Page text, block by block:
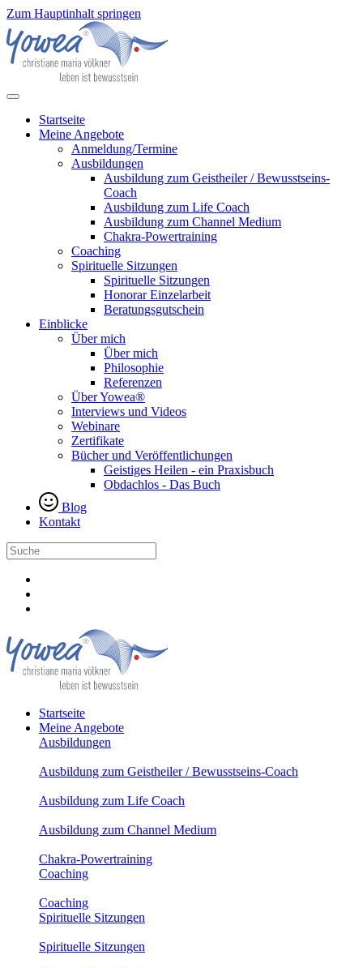
Zum Hauptinhalt springen
Startseite
Meine Angebote
Anmeldung/Termine
Ausbildungen
Ausbildung zum Geistheiler / Bewusstseins-
Coach
Ausbildung zum Life Coach
Ausbildung zum Channel Medium
Chakra-Powertraining
Coaching
Spirituelle Sitzungen
Spirituelle Sitzungen
Honorar Einzelarbeit
Beratungsgutschein
Einblicke
Über mich
Über mich
Philosophie
Referenzen
Über Yowea®
Interviews und Videos
Webinare
Zertifikate
Bücher und Veröffentlichungen
Geistiges Heilen - ein Praxisbuch
Obdachlos - Das Buch
Blog
Kontakt
Startseite
Meine Angebote
Ausbildungen
Ausbildung zum Geistheiler / Bewusstseins-Coach
Ausbildung zum Life Coach
Ausbildung zum Channel Medium
Chakra-Powertraining
Coaching
Coaching
Spirituelle Sitzungen
Spirituelle Sitzungen